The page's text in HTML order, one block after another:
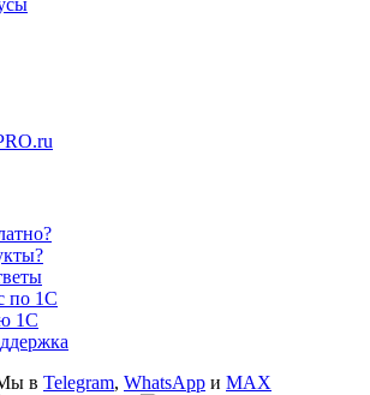
по 1С
1С
в Telegram, WhatsApp и MAX